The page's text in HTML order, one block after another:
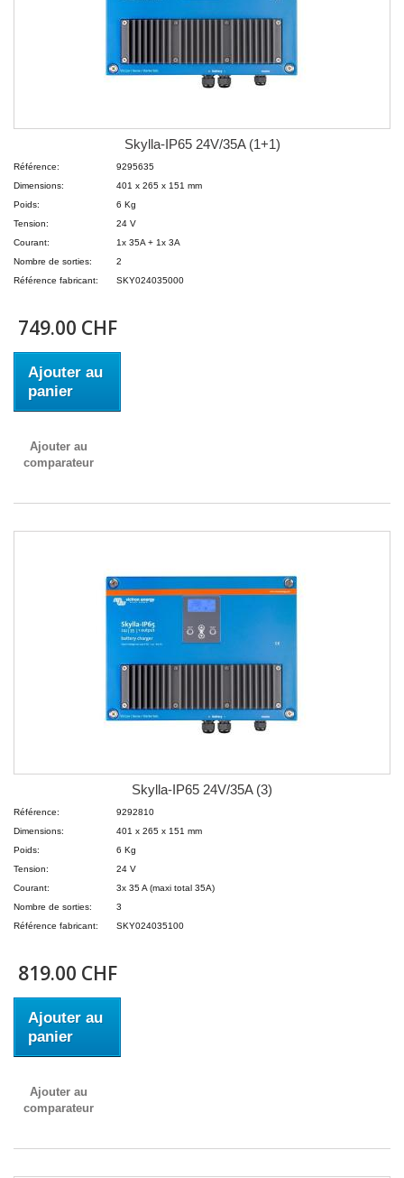
Skylla-IP65 24V/35A (1+1)
Référence:
9295635
Dimensions:
401 x 265 x 151 mm
Poids:
6 Kg
Tension:
24 V
Courant:
1x 35A + 1x 3A
Nombre de sorties:
2
Référence fabricant:
SKY024035000
749.00 CHF
Ajouter au
panier
Ajouter au
comparateur
Skylla-IP65 24V/35A (3)
Référence:
9292810
Dimensions:
401 x 265 x 151 mm
Poids:
6 Kg
Tension:
24 V
Courant:
3x 35 A (maxi total 35A)
Nombre de sorties:
3
Référence fabricant:
SKY024035100
819.00 CHF
Ajouter au
panier
Ajouter au
comparateur